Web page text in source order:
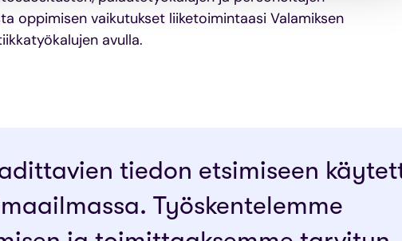
oppimisen vaikutukset liiketoimintaasi Valamiksen
avulla.
tiedon etsimiseen
Työskentelemme